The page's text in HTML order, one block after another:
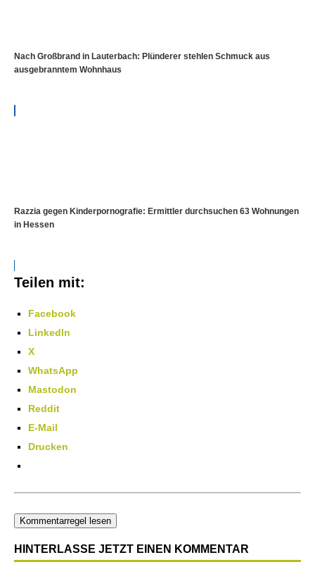
Nach Großbrand in Lauterbach: Plünderer stehlen Schmuck aus
ausgebranntem Wohnhaus
Razzia gegen Kinderpornografie: Ermittler durchsuchen 63 Wohnungen
in Hessen
Teilen mit:
Facebook
LinkedIn
X
WhatsApp
Mastodon
Reddit
E-Mail
Drucken
Kommentarregel lesen
HINTERLASSE JETZT EINEN KOMMENTAR